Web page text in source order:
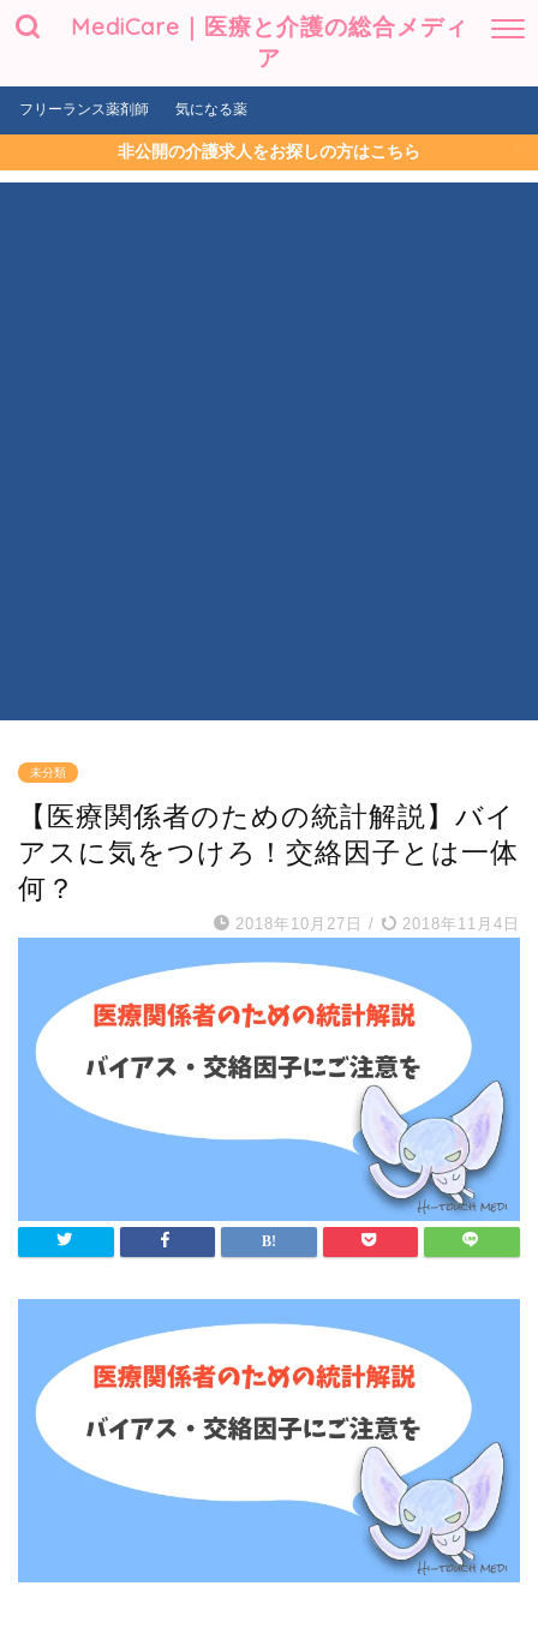
MediCare｜医療と介護の総合メディ
ア
フリーランス薬剤師 気になる薬
非公開の介護求人をお探しの方はこちら
未分類
【医療関係者のための統計解説】バイ
アスに気をつけろ！交絡因子とは一体
何？
2018年10月27日 / 2018年11月4日